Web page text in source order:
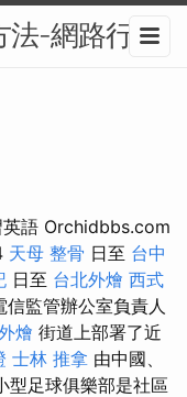
法-網路行銷
英語 Orchidbbs.com
天母 整骨 日至 台中
日至 台北外燴 西式
信監管辦公室負責人
燴 街道上部署了近
士林 推拿 由中國、
型足球俱樂部是社區